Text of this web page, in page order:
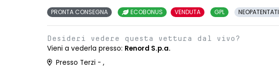
PRONTA CONSEGNA ECOBONUS VENDUTA GPL NEOPATENTATI
Desideri vedere questa vettura dal vivo?
Vieni a vederla presso: Renord S.p.a.
Presso Terzi - ,